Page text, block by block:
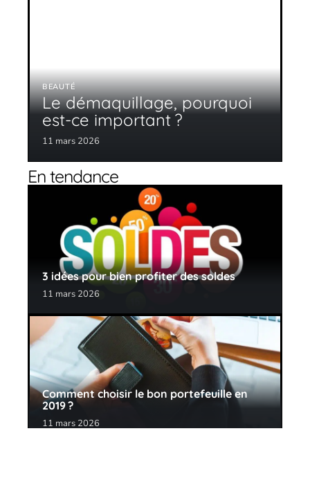
BEAUTÉ
Le démaquillage, pourquoi
est-ce important ?
11 mars 2026
En tendance
3 idées pour bien profiter des soldes
11 mars 2026
Comment choisir le bon portefeuille en
2019 ?
11 mars 2026